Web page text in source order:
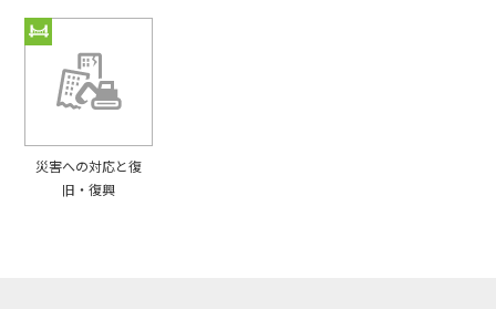
災害への対応と復
旧・復興